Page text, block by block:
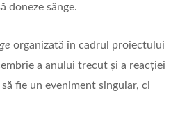
doneze sânge.
organizată în cadrul proiectului
a anului trecut și a reacției
fie un eveniment singular, ci